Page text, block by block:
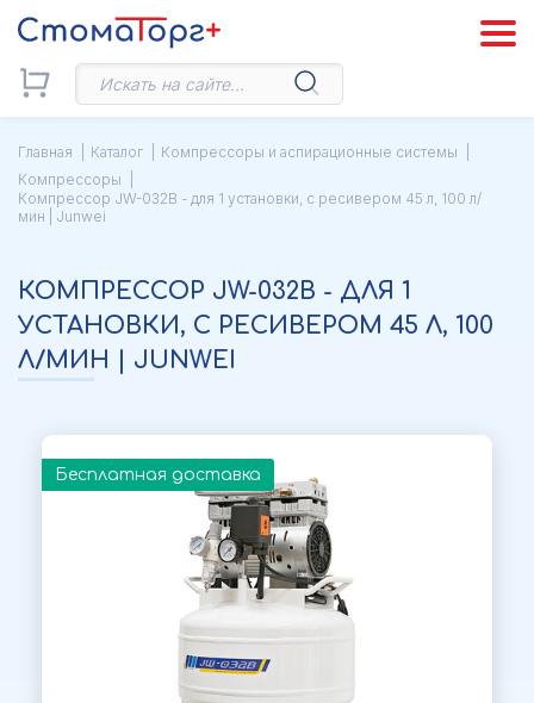
Главная Каталог
Компрессоры и аспирационные системы
Компрессоры
Компрессор JW-032B - для 1 установки, с ресивером 45 л, 100 л/
мин | Junwei
КОМПРЕССОР JW-032B - ДЛЯ 1
УСТАНОВКИ, С РЕСИВЕРОМ 45 Л, 100
Л/МИН | JUNWEI
Бесплатная доставка